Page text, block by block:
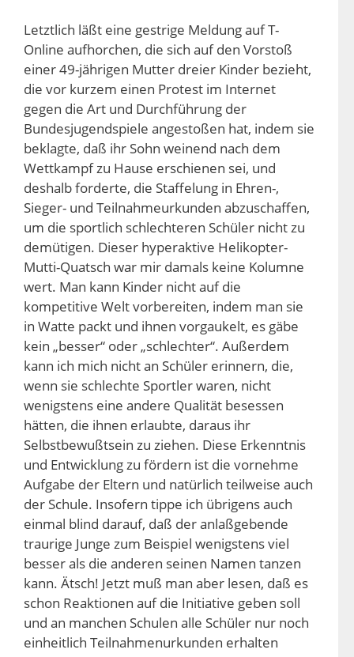
Letztlich läßt eine gestrige Meldung auf T-
Online aufhorchen, die sich auf den Vorstoß
einer 49-jährigen Mutter dreier Kinder bezieht,
die vor kurzem einen Protest im Internet
gegen die Art und Durchführung der
Bundesjugendspiele angestoßen hat, indem sie
beklagte, daß ihr Sohn weinend nach dem
Wettkampf zu Hause erschienen sei, und
deshalb forderte, die Staffelung in Ehren-,
Sieger- und Teilnahmeurkunden abzuschaffen,
um die sportlich schlechteren Schüler nicht zu
demütigen. Dieser hyperaktive Helikopter-
Mutti-Quatsch war mir damals keine Kolumne
wert. Man kann Kinder nicht auf die
kompetitive Welt vorbereiten, indem man sie
in Watte packt und ihnen vorgaukelt, es gäbe
kein „besser“ oder „schlechter“. Außerdem
kann ich mich nicht an Schüler erinnern, die,
wenn sie schlechte Sportler waren, nicht
wenigstens eine andere Qualität besessen
hätten, die ihnen erlaubte, daraus ihr
Selbstbewußtsein zu ziehen. Diese Erkenntnis
und Entwicklung zu fördern ist die vornehme
Aufgabe der Eltern und natürlich teilweise auch
der Schule. Insofern tippe ich übrigens auch
einmal blind darauf, daß der anlaßgebende
traurige Junge zum Beispiel wenigstens viel
besser als die anderen seinen Namen tanzen
kann. Ätsch! Jetzt muß man aber lesen, daß es
schon Reaktionen auf die Initiative geben soll
und an manchen Schulen alle Schüler nur noch
einheitlich Teilnahmenurkunden erhalten